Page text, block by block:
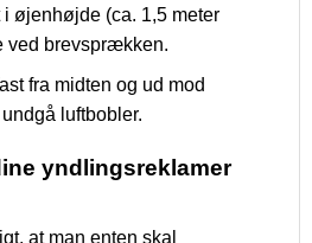
øjenhøjde (ca. 1,5 meter
ved brevsprækken.
fra midten og ud mod
luftbobler.
yndlingsreklamer
at man enten skal